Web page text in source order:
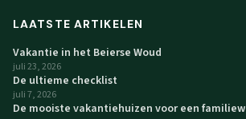
LAATSTE ARTIKELEN
Vakantie in het Beierse Woud
juli 23, 2026
De ultieme checklist
juli 7, 2026
De mooiste vakantiehuizen voor een